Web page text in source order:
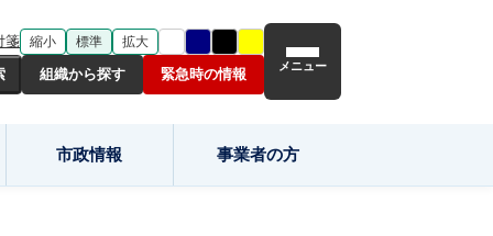
箋 縮小 標準 拡大
組織から探す 緊急時の情報 メニュー
市政情報 事業者の方